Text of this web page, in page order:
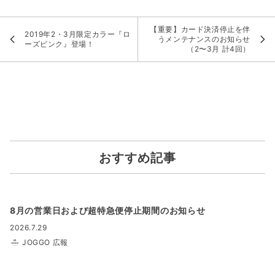
2019年2・3月限定カラー『ロ
ーズピンク』登場！
【重要】カード決済停止を伴
うメンテナンスのお知らせ
（2〜3月 計4回）
おすすめ記事
8月の営業日および超特急便停止期間のお知らせ
2026.7.29
JOGGO 広報